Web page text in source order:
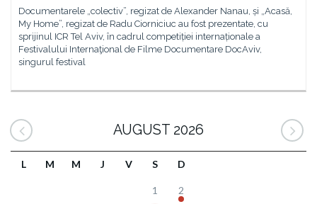
Documentarele „colectiv”, regizat de Alexander Nanau, și „Acasă,
My Home”, regizat de Radu Ciorniciuc au fost prezentate, cu
sprijinul ICR Tel Aviv, în cadrul competiției internaționale a
Festivalului Internaţional de Filme Documentare DocAviv,
singurul festival
AUGUST 2026
L M M J V S D
1 2